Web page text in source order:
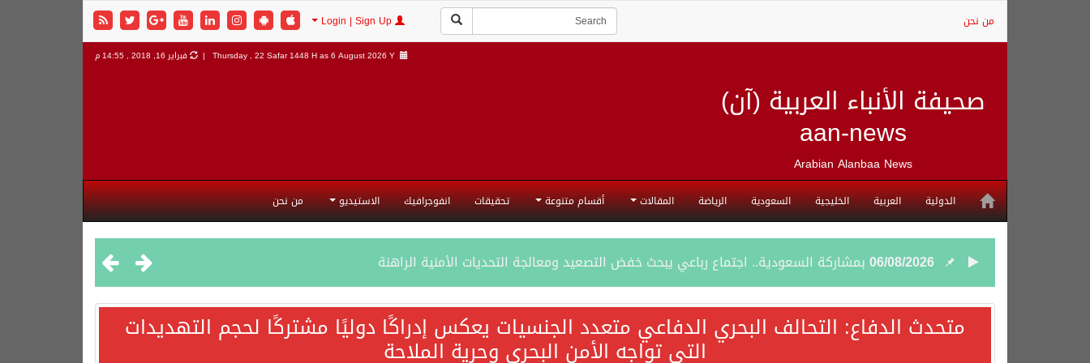
من نحن
صحيفة الأنباء العربية (آن)
aan-news
Arabian Alanbaa News
Thursday , 22 Safar 1448 H as6 August 2026 Y | فبراير 16, 2018 , 14:55 م
الدولية العربية الخليجية السعودية الرياضة المقالات أقسام متنوعة تحقيقات انفوجرافيك الاستيديو من نحن
06/08/2026 بمشاركة السعودية.. اجتماع رباعي يبحث خفض التصعيد ومعالجة التحديات الأمنية الراهنة
05/08/2026وزير الخارجية السعودي: جميع إجراءات إسرائيل الأحادية في أراضي فلسطين باطلة
متحدث الدفاع: التحالف البحري الدفاعي متعدد الجنسيات يعكس إدراكًا دوليًا مشتركًا لحجم التهديدات
التي تواجه الأمن البحري وحرية الملاحة